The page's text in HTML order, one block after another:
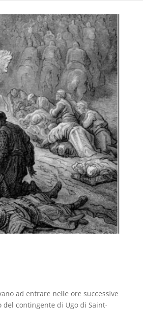
ad entrare nelle ore successive
contingente di Ugo di Saint-